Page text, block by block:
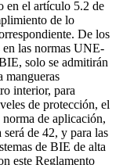
en el artículo 5.2 de
de lo
De los
en las normas UNE-
solo se admitirán
mangueras
interior, para
de protección, el
de aplicación,
de 42, y para las
de BIE de alta
este Reglamento